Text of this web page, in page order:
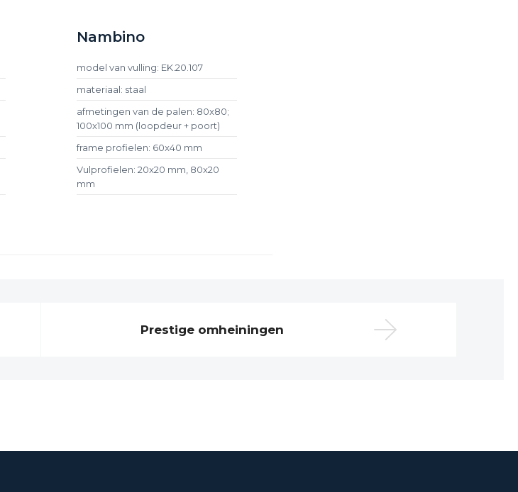
Nambino
model van vulling: EK.20.107
materiaal: staal
afmetingen van de palen: 80x80;
100x100 mm (loopdeur + poort)
frame profielen: 60x40 mm
Vulprofielen: 20x20 mm, 80x20
mm
Prestige omheiningen